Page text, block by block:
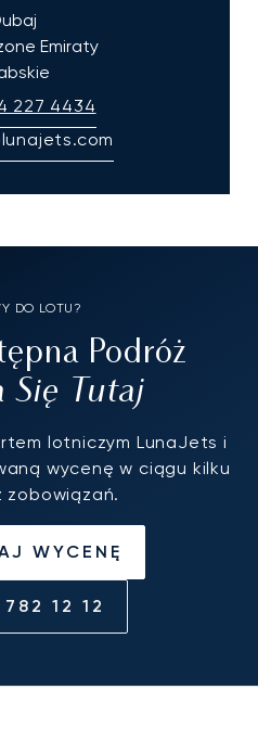
Emiraty
227 4434
DO LOTU?
Podróż
Się Tutaj
lotniczym LunaJets i
wycenę w ciągu kilku
zobowiązań.
WYCENĘ
12 12